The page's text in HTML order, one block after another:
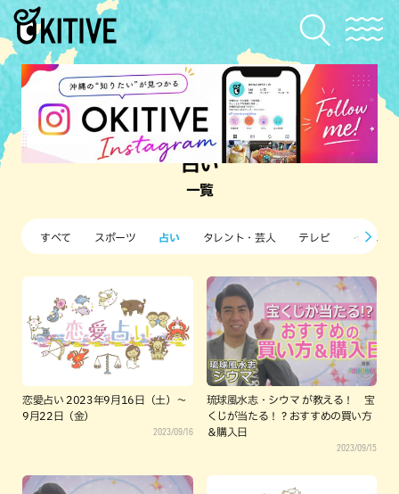
占い
一覧
すべて スポーツ 占い タレント・芸人 テレビ イベント
恋愛占い 2023年9月16日（土）～
9月22日（金）
2023/09/16
琉球風水志・シウマ が教える！ 宝
くじが当たる！？おすすめの買い方
＆購入日
2023/09/15